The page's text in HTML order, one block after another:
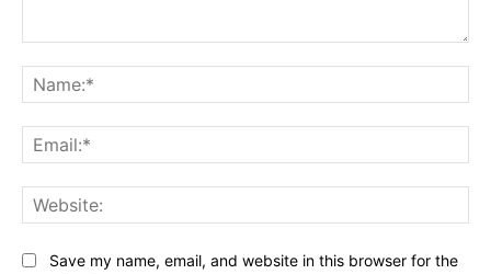
Save my name, email, and website in this browser for the